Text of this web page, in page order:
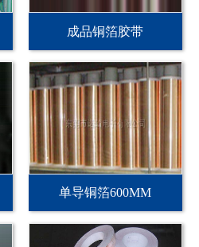
成品铜箔胶带
单导铜箔600MM